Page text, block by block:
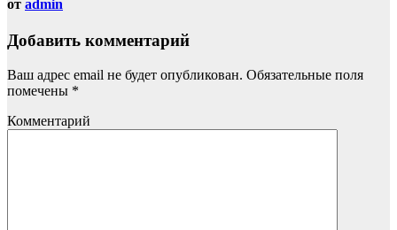
от admin
Добавить комментарий
Ваш адрес email не будет опубликован. Обязательные поля
помечены *
Комментарий